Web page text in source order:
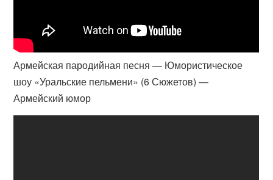
Армейская пародийная песня — Юмористическое
шоу «Уральские пельмени» (6 Сюжетов) —
Армейский юмор